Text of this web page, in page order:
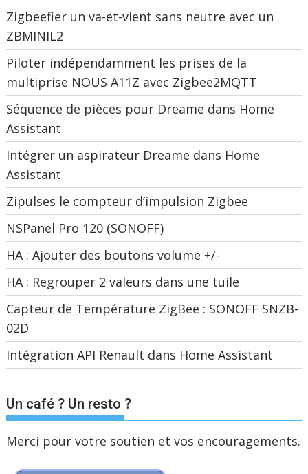
Zigbeefier un va-et-vient sans neutre avec un
ZBMINIL2
Piloter indépendamment les prises de la
multiprise NOUS A11Z avec Zigbee2MQTT
Séquence de pièces pour Dreame dans Home
Assistant
Intégrer un aspirateur Dreame dans Home
Assistant
Zipulses le compteur d’impulsion Zigbee
NSPanel Pro 120 (SONOFF)
HA : Ajouter des boutons volume +/-
HA : Regrouper 2 valeurs dans une tuile
Capteur de Température ZigBee : SONOFF SNZB-
02D
Intégration API Renault dans Home Assistant
Un café ? Un resto ?
Merci pour votre soutien et vos encouragements.